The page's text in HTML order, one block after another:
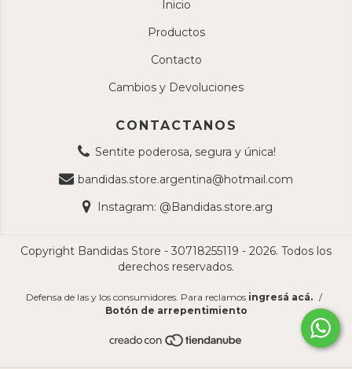
Inicio
Productos
Contacto
Cambios y Devoluciones
CONTACTANOS
Sentite poderosa, segura y única!
bandidas.store.argentina@hotmail.com
Instagram: @Bandidas.store.arg
Copyright Bandidas Store - 30718255119 - 2026. Todos los
derechos reservados.
Defensa de las y los consumidores. Para reclamos ingresá acá. /
Botón de arrepentimiento